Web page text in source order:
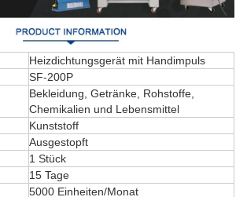
Heizdichtungsgerät mit Handimpuls
SF-200P
Bekleidung, Getränke, Rohstoffe,
Chemikalien und Lebensmittel
Kunststoff
Ausgestopft
1 Stück
15 Tage
5000 Einheiten/Monat